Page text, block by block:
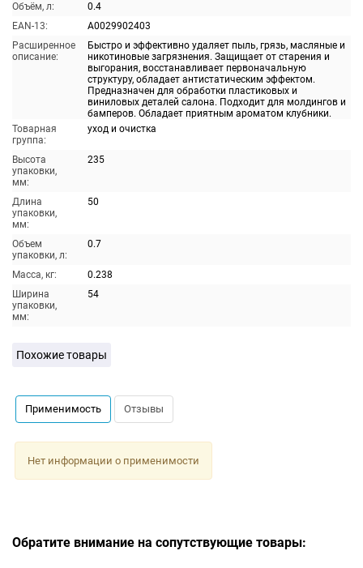
Объём, л:
0.4
EAN-13:
A0029902403
Расширенное
описание:
Быстро и эффективно удаляет пыль, грязь, масляные и
никотиновые загрязнения. Защищает от старения и
выгорания, восстанавливает первоначальную
структуру, обладает антистатическим эффектом.
Предназначен для обработки пластиковых и
виниловых деталей салона. Подходит для молдингов и
бамперов. Обладает приятным ароматом клубники.
Товарная
группа:
уход и очистка
Высота
упаковки,
мм:
235
Длина
упаковки,
мм:
50
Объем
упаковки, л:
0.7
Масса, кг:
0.238
Ширина
упаковки,
мм:
54
Похожие товары
Применимость Отзывы
Нет информации о применимости
Обратите внимание на сопутствующие товары: